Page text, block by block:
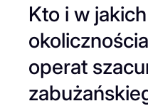
Kto i w jakich
operat